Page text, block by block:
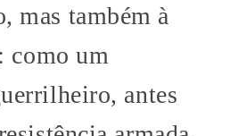
mas também à
como um
antes